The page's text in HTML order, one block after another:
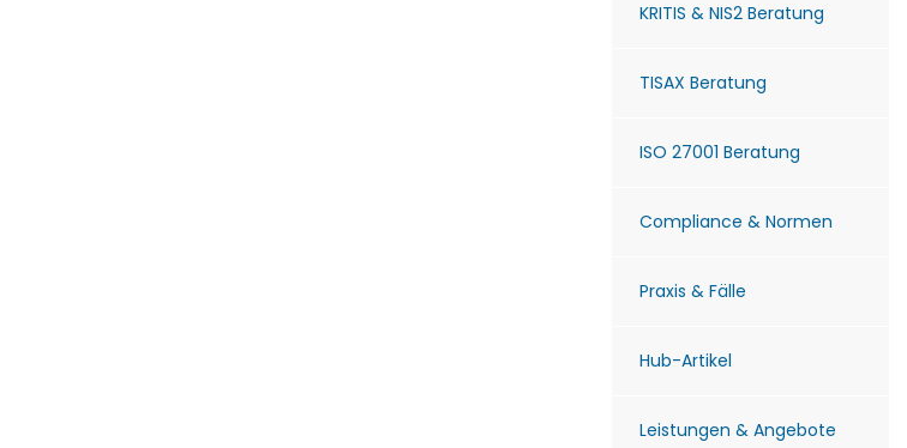
KRITIS & NIS2 Beratung
TISAX Beratung
ISO 27001 Beratung
Compliance & Normen
Praxis & Fälle
Hub-Artikel
Leistungen & Angebote